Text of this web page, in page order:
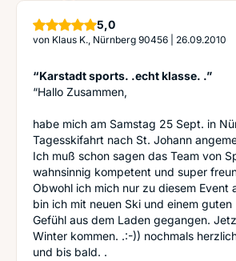
5,0Sterne
von Klaus K., Nürnberg 90456 26.09.2010
“Karstadt sports. .echt klasse. .”
“Hallo Zusammen,
habe mich am Samstag 25 Sept. in
Tagesskifahrt nach St. Johann
Ich muß schon sagen das Team von
wahnsinnig kompetent und super
Obwohl ich mich nur zu diesem Event
bin ich mit neuen Ski und einem guten
Gefühl aus dem Laden gegangen.
Winter kommen. .:-)) nochmals
und bis bald. .